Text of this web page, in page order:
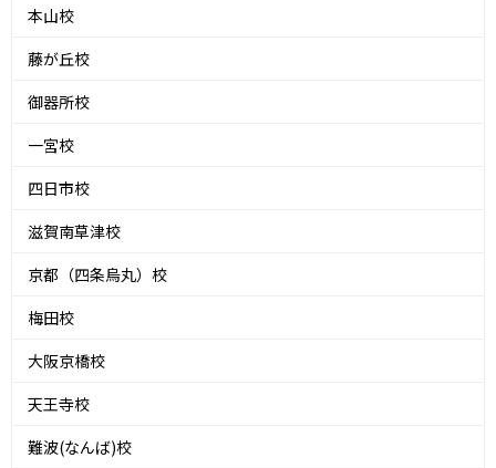
本山校
藤が丘校
御器所校
一宮校
四日市校
滋賀南草津校
京都（四条烏丸）校
梅田校
大阪京橋校
天王寺校
難波(なんば)校